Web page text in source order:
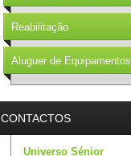
Reabilitação
Aluguer de Equipamentos
CONTACTOS
Universo Sénior